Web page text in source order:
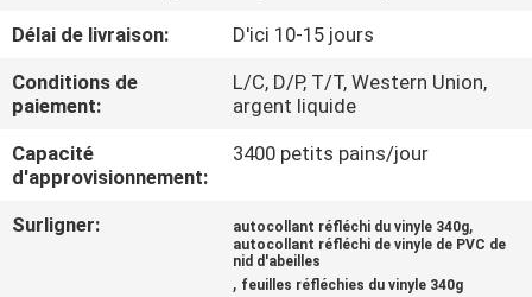
DE
L'USINE
CONTRÔLE
DE
Délai de livraison:
D'ici 10-15 jours
Conditions de
paiement:
L/C, D/P, T/T, Western Union,
argent liquide
Capacité
d'approvisionnement:
3400 petits pains/jour
Surligner: autocollant réfléchi du vinyle 340g,
autocollant réfléchi de vinyle de PVC de
nid d'abeilles
, feuilles réfléchies du vinyle 340g